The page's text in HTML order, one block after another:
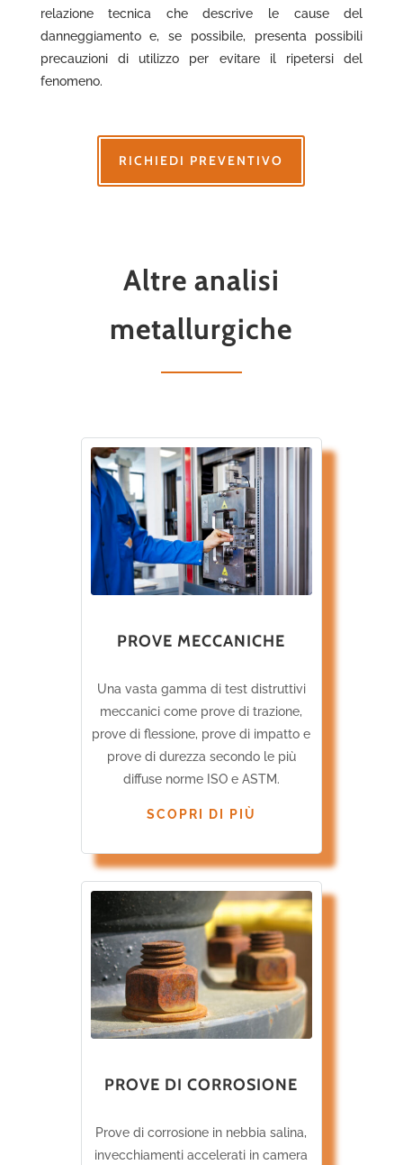
relazione tecnica che descrive le cause del
danneggiamento e, se possibile, presenta possibili
precauzioni di utilizzo per evitare il ripetersi del
fenomeno.
RICHIEDI PREVENTIVO
Altre analisi
metallurgiche
PROVE MECCANICHE
Una vasta gamma di test distruttivi
meccanici come prove di trazione,
prove di flessione, prove di impatto e
prove di durezza secondo le più
diffuse norme ISO e ASTM.
SCOPRI DI PIÙ
PROVE DI CORROSIONE
Prove di corrosione in nebbia salina,
invecchiamenti accelerati in camera